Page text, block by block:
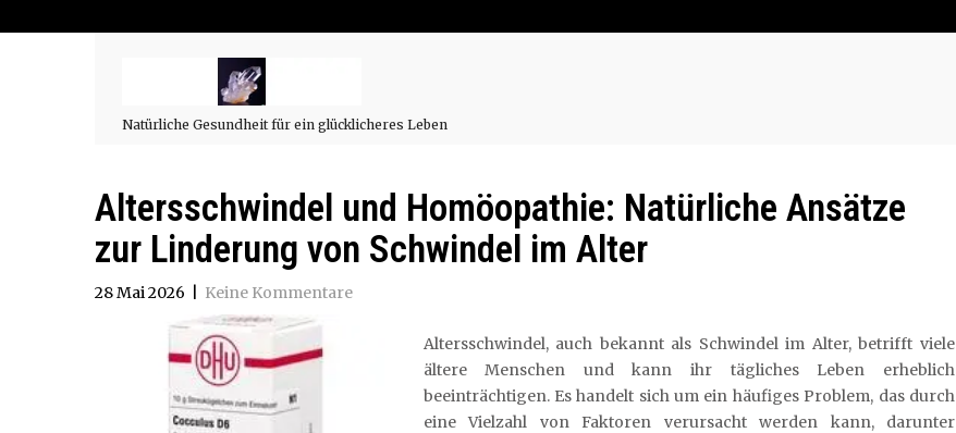
Natürliche Gesundheit für ein glücklicheres Leben
Altersschwindel und Homöopathie: Natürliche Ansätze
zur Linderung von Schwindel im Alter
28 Mai 2026 Keine Kommentare
Altersschwindel, auch bekannt als Schwindel im Alter, betrifft viele
ältere Menschen und kann ihr tägliches Leben erheblich
beeinträchtigen. Es handelt sich um ein häufiges Problem, das durch
eine Vielzahl von Faktoren verursacht werden kann, darunter